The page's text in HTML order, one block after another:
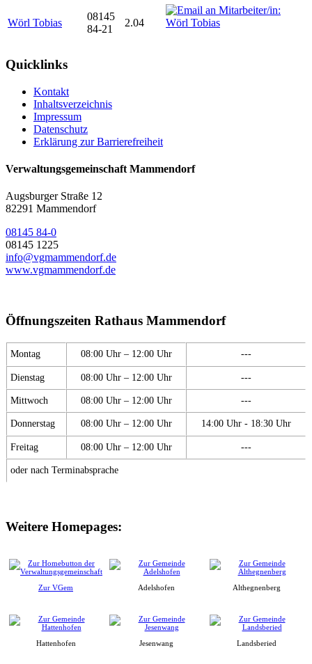
Wörl Tobias
08145
84-21
2.04
Quicklinks
Kontakt
Inhaltsverzeichnis
Impressum
Datenschutz
Erklärung zur Barrierefreiheit
Verwaltungsgemeinschaft Mammendorf
Augsburger Straße 12
82291 Mammendorf
08145 84-0
08145 1225
info@vgmammendorf.de
www.vgmammendorf.de
Öffnungszeiten Rathaus Mammendorf
Montag 08:00 Uhr – 12:00 Uhr ---
Dienstag 08:00 Uhr – 12:00 Uhr ---
Mittwoch 08:00 Uhr – 12:00 Uhr ---
Donnerstag 08:00 Uhr – 12:00 Uhr 14:00 Uhr - 18:30 Uhr
Freitag 08:00 Uhr – 12:00 Uhr ---
oder nach Terminabsprache
Weitere Homepages:
Zur VGem Adelshofen Althegnenberg
Hattenhofen Jesenwang Landsberied